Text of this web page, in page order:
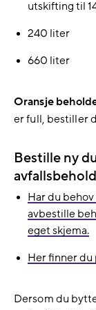
utskifting til
240 liter
660 liter
Oransje
er full, bestiller
Bestille ny
Har du
avbestille
eget skjema.
Her finner
Dersom du